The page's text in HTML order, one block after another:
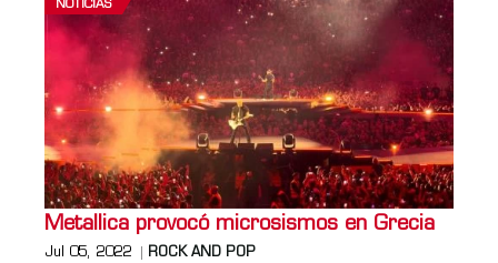
NOTICIAS
Metallica provocó microsismos en Grecia
Jul 05, 2022 ROCK AND POP